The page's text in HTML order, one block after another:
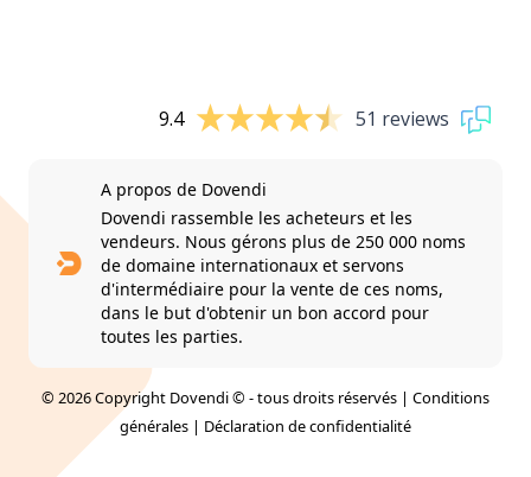
9.4 51 reviews
A propos de Dovendi
Dovendi rassemble les acheteurs et les
vendeurs. Nous gérons plus de 250 000 noms
de domaine internationaux et servons
d'intermédiaire pour la vente de ces noms,
dans le but d'obtenir un bon accord pour
toutes les parties.
© 2026 Copyright Dovendi © - tous droits réservés | Conditions
générales | Déclaration de confidentialité